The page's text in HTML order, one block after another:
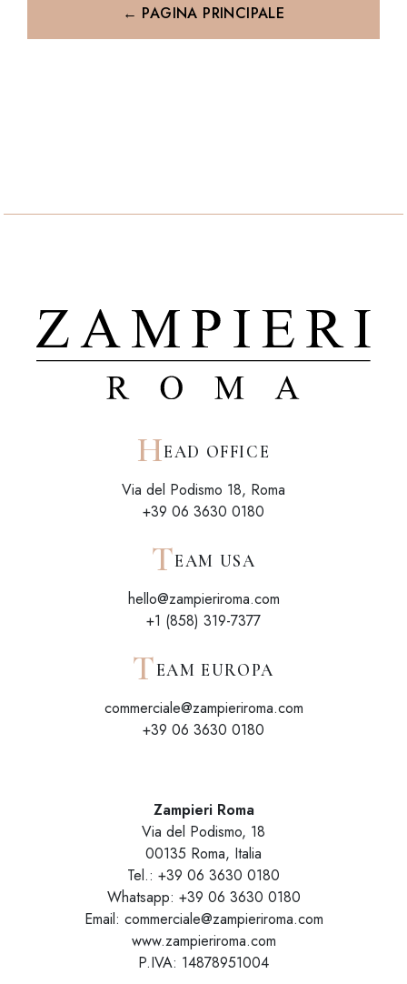
← PAGINA PRINCIPALE
HEAD OFFICE
Via del Podismo 18, Roma
+39 06 3630 0180
TEAM USA
hello@zampieriroma.com
+1 (858) 319-7377
TEAM EUROPA
commerciale@zampieriroma.com
+39 06 3630 0180
Zampieri Roma
Via del Podismo, 18
00135 Roma, Italia
Tel.: +39 06 3630 0180
Whatsapp: +39 06 3630 0180
Email: commerciale@zampieriroma.com
www.zampieriroma.com
P.IVA: 14878951004